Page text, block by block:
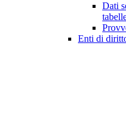
Dati
Enti di